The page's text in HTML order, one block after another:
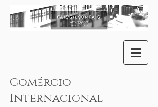
Comércio
Internacional